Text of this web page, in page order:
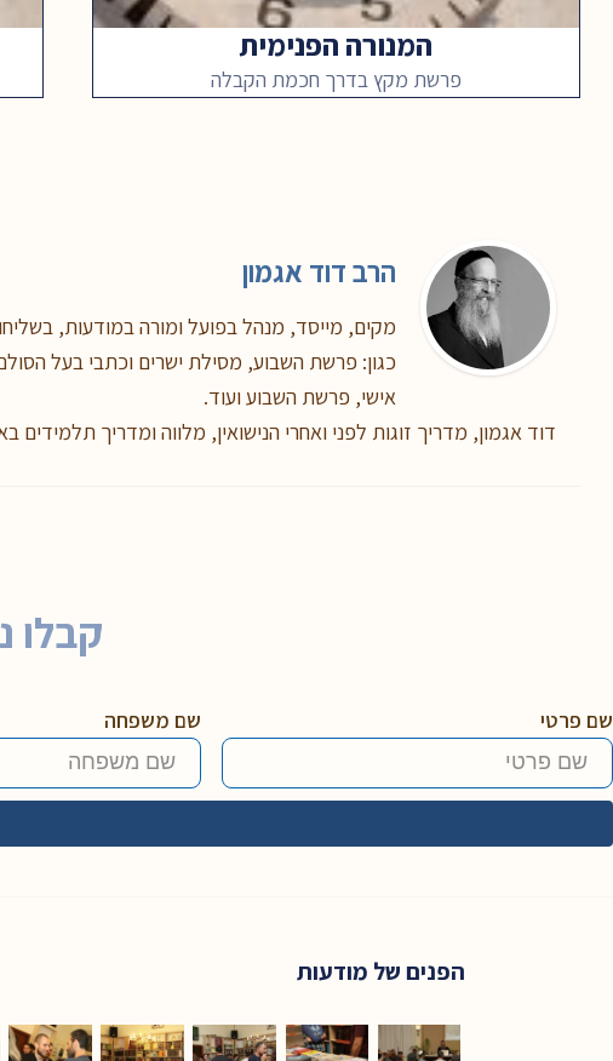
המנורה הפנימית
פרשת מקץ בדרך חכמת הקבלה
הרב דוד אגמון
מקים, מייסד, מנהל בפועל ומורה במודעות,
כגון: פרשת השבוע, מסילת ישרים וכתבי בעל
אישי, פרשת השבוע ועוד.
דוד אגמון, מדריך זוגות לפני ואחרי הנישואין, מלווה ומדריך
קבלו
שם פרטי שם משפחה
הפנים של מודעות